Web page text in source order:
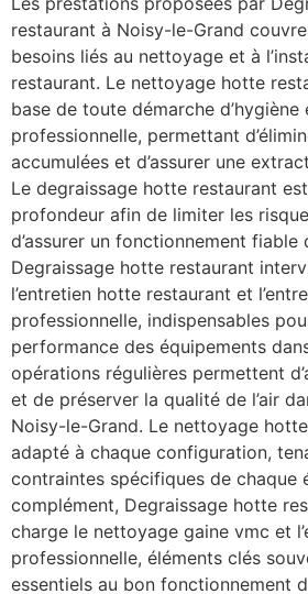
restaurant à Noisy-le-Grand
besoins liés au nettoyage et à
restaurant. Le nettoyage hotte
base de toute démarche d’hygiène
professionnelle, permettant
accumulées et d’assurer une
Le degraissage hotte restaurant
profondeur afin de limiter les
d’assurer un fonctionnement fiable
Degraissage hotte restaurant
l’entretien hotte restaurant et
professionnelle, indispensables
performance des équipements
opérations régulières permettent
et de préserver la qualité de l’air
Noisy-le-Grand. Le nettoyage
adapté à chaque configuration,
contraintes spécifiques de chaque
complément, Degraissage hotte
charge le nettoyage gaine vmc et
professionnelle, éléments clés
essentiels au bon fonctionnement